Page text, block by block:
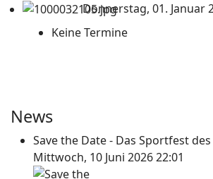
Donnerstag, 01. Januar
Keine Termine
News
Save the Date - Das Sportfest des
Mittwoch, 10 Juni 2026 22:01